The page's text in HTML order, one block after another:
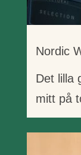
Nordic
Det lilla
mitt på